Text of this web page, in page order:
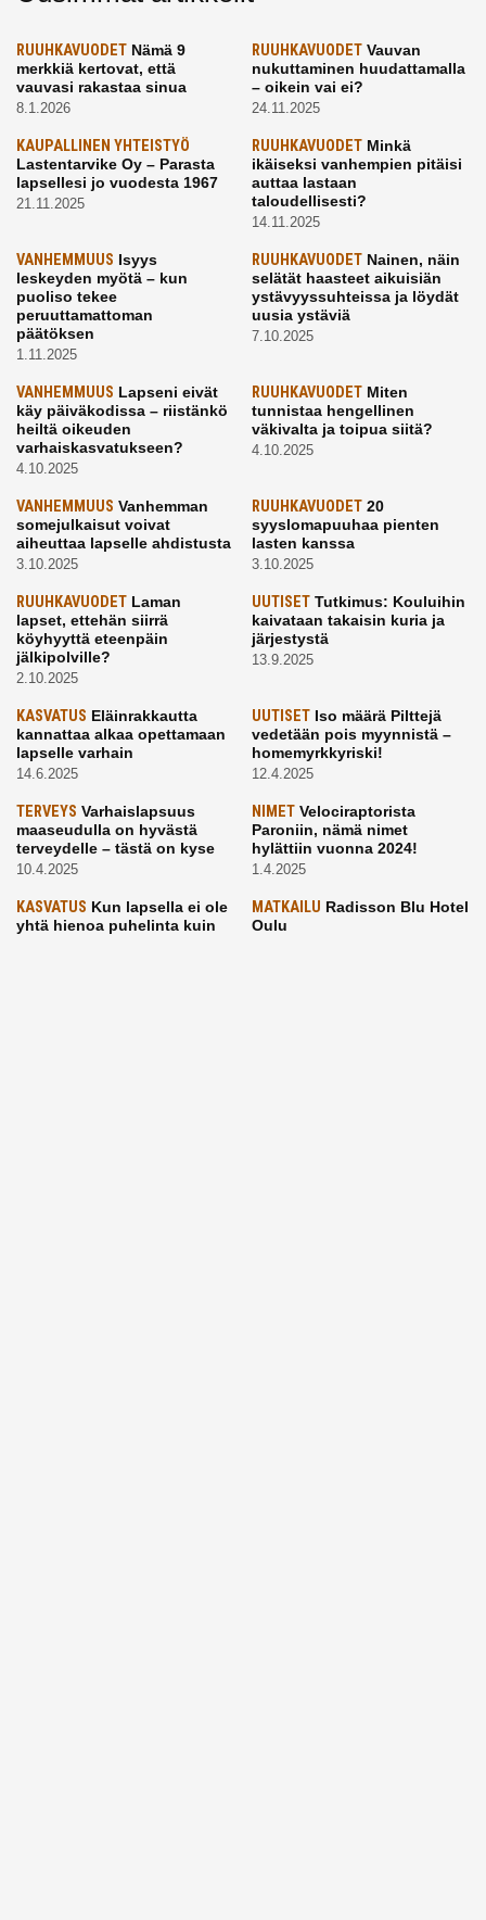
RUUHKAVUODET Nämä 9
merkkiä kertovat, että
vauvasi rakastaa sinua
8.1.2026
RUUHKAVUODETVauvan
nukuttaminen huudattamalla
– oikein vai ei?
24.11.2025
KAUPALLINEN YHTEISTYÖ
Lastentarvike Oy – Parasta
lapsellesi jo vuodesta 1967
21.11.2025
RUUHKAVUODETMinkä
ikäiseksi vanhempien pitäisi
auttaa lastaan
taloudellisesti?
14.11.2025
VANHEMMUUS Isyys
leskeyden myötä – kun
puoliso tekee
peruuttamattoman
päätöksen
1.11.2025
RUUHKAVUODETNainen, näin
selätät haasteet aikuisiän
ystävyyssuhteissa ja löydät
uusia ystäviä
7.10.2025
VANHEMMUUS Lapseni eivät
käy päiväkodissa – riistänkö
heiltä oikeuden
varhaiskasvatukseen?
4.10.2025
RUUHKAVUODETMiten
tunnistaa hengellinen
väkivalta ja toipua siitä?
4.10.2025
VANHEMMUUS Vanhemman
somejulkaisut voivat
aiheuttaa lapselle ahdistusta
3.10.2025
RUUHKAVUODET20
syyslomapuuhaa pienten
lasten kanssa
3.10.2025
RUUHKAVUODET Laman
lapset, ettehän siirrä
köyhyyttä eteenpäin
jälkipolville?
2.10.2025
UUTISETTutkimus: Kouluihin
kaivataan takaisin kuria ja
järjestystä
13.9.2025
KASVATUS Eläinrakkautta
kannattaa alkaa opettamaan
lapselle varhain
14.6.2025
UUTISETIso määrä Pilttejä
vedetään pois myynnistä –
homemyrkkyriski!
12.4.2025
TERVEYS Varhaislapsuus
maaseudulla on hyvästä
terveydelle – tästä on kyse
10.4.2025
NIMETVelociraptorista
Paroniin, nämä nimet
hylättiin vuonna 2024!
1.4.2025
KASVATUS Kun lapsella ei ole
yhtä hienoa puhelinta kuin
MATKAILU Radisson Blu Hotel
Oulu